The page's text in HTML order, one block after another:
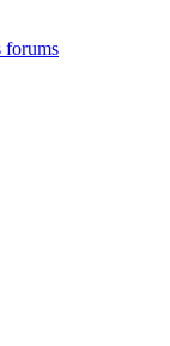
forums